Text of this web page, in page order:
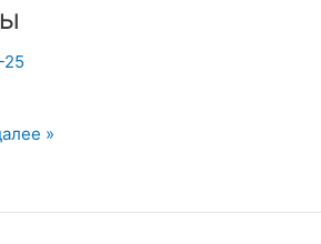
25
»